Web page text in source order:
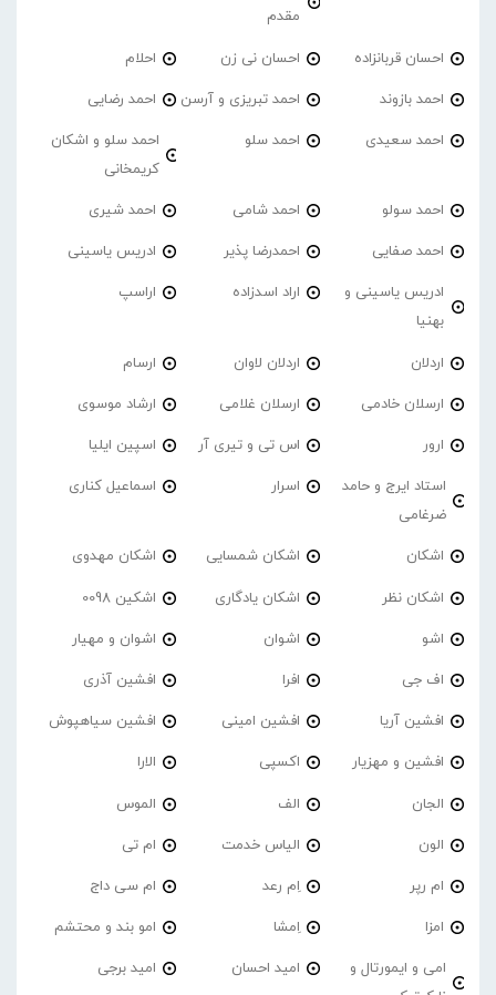
مقدم
احسان قربانزاده احسان نی زن احلام
احمد بازوند احمد تبریزی و آرسن احمد‌ رضایی
احمد سعیدی احمد سلو
احمد سلو و اشکان
کریمخانی
احمد سولو احمد شامی احمد شیری
احمد صفایی احمدرضا پذیر ادریس یاسینی
ادریس یاسینی و
بهنیا
اراد اسدزاده اراسپ
اردلان اردلان لاوان ارسام
ارسلان خادمی ارسلان غلامی ارشاد موسوی
ارور اس تی و تیری آر اسپین ایلیا
استاد ایرج و حامد
ضرغامی
اسرار اسماعیل کناری
اشکان اشکان شمسایی اشکان مهدوی
اشکان نظر اشکان یادگاری اشکین 0098
اشو اشوان اشوان و مهیار
اف جی افرا افشین آذری
افشین آریا افشین امینی افشین سیاهپوش
افشین و مهزیار اکسپی الارا
الجان الف الموس
الون الیاس خدمت ام تی
ام رپر اِم رعد ام سی داج
امزا اِمشا امو بند و محتشم
امی و ایمورتال و
امید احسان امید برجی